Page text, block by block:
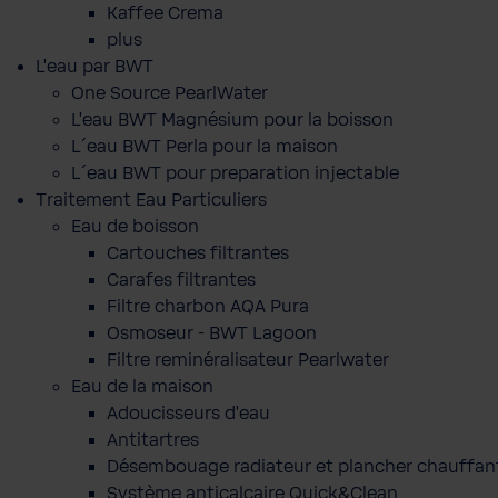
Kaffee Crema
plus
L'eau par BWT
One Source PearlWater
L’eau BWT Magnésium pour la boisson
L´eau BWT Perla pour la maison
L´eau BWT pour preparation injectable
Traitement Eau Particuliers
Eau de boisson
Cartouches filtrantes
Carafes filtrantes
Filtre charbon AQA Pura
Osmoseur - BWT Lagoon
Filtre reminéralisateur Pearlwater
Eau de la maison
Adoucisseurs d'eau
Antitartres
Désembouage radiateur et plancher
Système anticalcaire Quick&Clean